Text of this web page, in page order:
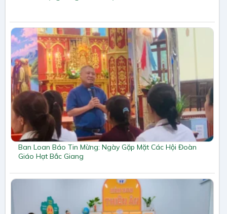
Ban Loan Báo Tin Mừng: Ngày Gặp Mặt Các Hội Đoàn
Giáo Hạt Bắc Giang